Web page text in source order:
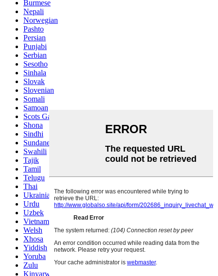
Burmese
Nepali
Norwegian
Pashto
Persian
Punjabi
Serbian
Sesotho
Sinhala
Slovak
Slovenian
Somali
Samoan
Scots Gaelic
Shona
Sindhi
Sundanese
Swahili
Tajik
Tamil
Telugu
Thai
Ukrainian
Urdu
Uzbek
Vietnamese
Welsh
Xhosa
Yiddish
Yoruba
Zulu
Kinyarwanda